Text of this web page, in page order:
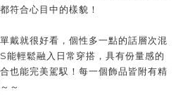
符合心目中的樣貌！
戴就很好看，個性多一點的話層次混
能輕鬆融入日常穿搭，具有份量感的
也能完美駕馭！每一個飾品皆附有精
～